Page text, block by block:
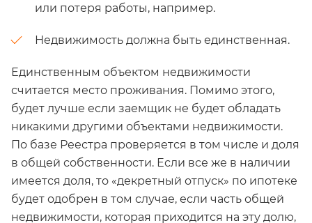
или потеря работы, например.
Недвижимость должна быть единственная.
Единственным объектом недвижимости
считается место проживания. Помимо этого,
будет лучше если заемщик не будет обладать
никакими другими объектами недвижимости.
По базе Реестра проверяется в том числе и доля
в общей собственности. Если все же в наличии
имеется доля, то «декретный отпуск» по ипотеке
будет одобрен в том случае, если часть общей
недвижимости, которая приходится на эту долю,